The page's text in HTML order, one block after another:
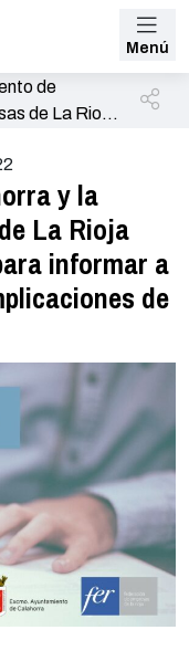
Menú
de
de La Rioja
reforma
y la
La Rioja
informar a
de